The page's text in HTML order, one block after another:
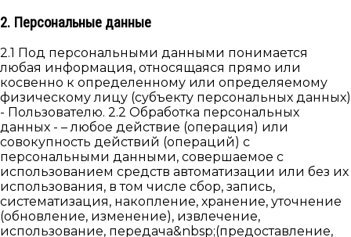
2. Персональные данные
2.1 Под персональными данными понимается
любая информация, относящаяся прямо или
косвенно к определенному или определяемому
физическому лицу (субъекту персональных данных)
- Пользователю. 2.2 Обработка персональных
данных - – любое действие (операция) или
совокупность действий (операций) с
персональными данными, совершаемое с
использованием средств автоматизации или без их
использования, в том числе сбор, запись,
систематизация, накопление, хранение, уточнение
(обновление, изменение), извлечение,
использование, передача&nbsp;(предоставление,